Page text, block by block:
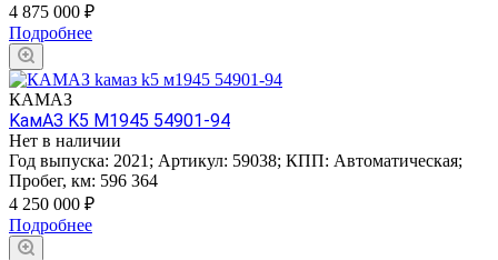
4 875 000 ₽
Подробнее
КАМАЗ
KамАЗ K5 М1945 54901-94
Нет в наличии
Год выпуска: 2021 ; Артикул: 59038; КПП: Автоматическая;
Пробег, км: 596 364
4 250 000 ₽
Подробнее